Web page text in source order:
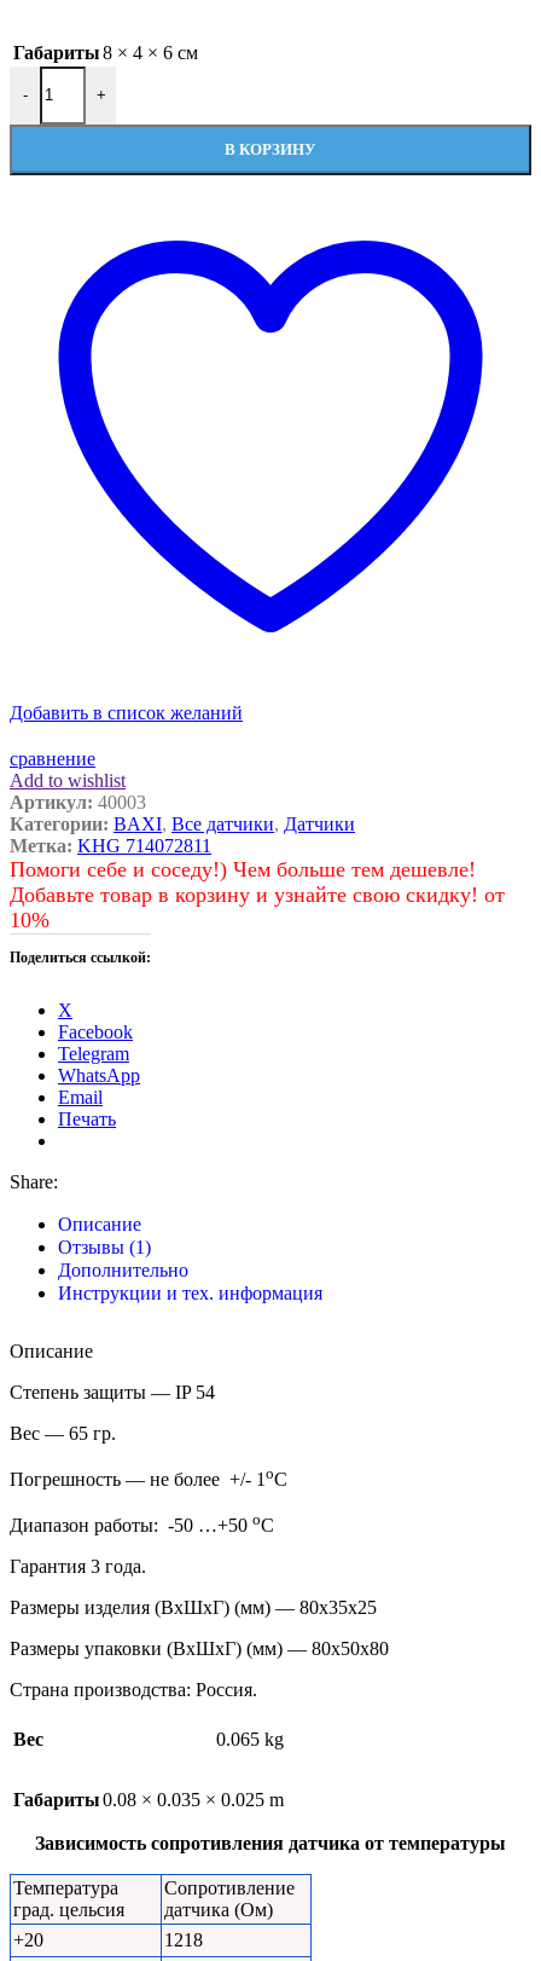
Габариты8 × 4 × 6 см
-
Количество товара Датчик уличной темп. для котлов BAXI
+
В КОРЗИНУ
Добавить в список желаний
сравнение
Add to wishlist
Артикул: 40003
Категории: BAXI, Все датчики, Датчики
Метка: KHG 714072811
Помоги себе и соседу!) Чем больше тем дешевле!
Добавьте товар в корзину и узнайте свою скидку! от
10%
Поделиться ссылкой:
X
Facebook
Telegram
WhatsApp
Email
Печать
Share:
Описание
Отзывы (1)
Дополнительно
Инструкции и тех. информация
Описание
Степень защиты — IP 54
Вес — 65 гр.
Погрешность — не более +/- 1 оС
Диапазон работы: -50 …+50 оС
Гарантия 3 года.
Размеры изделия (ВхШхГ) (мм) — 80х35х25
Размеры упаковки (ВхШхГ) (мм) — 80х50х80
Страна производства: Россия.
Вес 0.065 kg
Габариты0.08 × 0.035 × 0.025 m
Зависимость сопротивления датчика от температуры
Температура
град. цельсия
Сопротивление
датчика (Ом)
+20
1218